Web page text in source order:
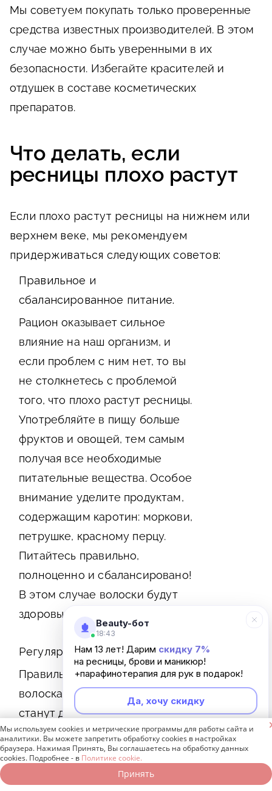
Мы советуем покупать только проверенные
средства известных производителей. В этом
случае можно быть уверенными в их
безопасности. Избегайте красителей и
отдушек в составе косметических
препаратов.
Что делать, если
ресницы плохо растут
Если плохо растут ресницы на нижнем или
верхнем веке, мы рекомендуем
придерживаться следующих советов:
Правильное и
сбалансированное питание.
Рацион оказывает сильное
влияние на наш организм, и
если проблем с ним нет, то вы
не столкнетесь с проблемой
того, что плохо растут ресницы.
Употребляйте в пищу больше
фруктов и овощей, тем самым
получая все необходимые
питательные вещества. Особое
внимание уделите продуктам,
содержащим каротин: моркови,
петрушке, красному перцу.
Питайтесь правильно,
полноценно и сбалансировано!
В этом случае волоски будут
здоровыми и красивыми.
Регулярный уход.
Правильно ухаживайте за
волосками, и они обязательно
станут длинными и густыми.
Регулярность – залог успеха в
борьбе с ресницами, которые
плохо растут. Ежедневно
Beauty-бот
18:43
Нам 13 лет! Дарим скидку 7%
на ресницы, брови и маникюр!
+парафинотерапия для рук в подарок!
Да, хочу скидку
Неинтересно
Мы используем cookies и метрические программы для работы сайта и
аналитики. Вы можете запретить обработку cookies в настройках
браузера. Нажимая Принять, Вы соглашаетесь на обработку данных
cookies. Подробнее - в Политике cookie.
Принять